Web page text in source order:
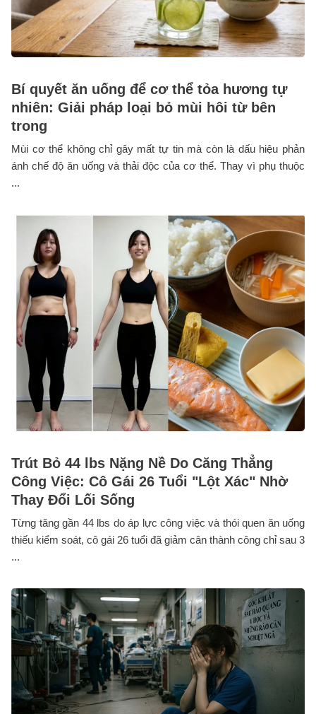
Bí quyết ăn uống để cơ thể tỏa hương tự
nhiên: Giải pháp loại bỏ mùi hôi từ bên
trong
Mùi cơ thể không chỉ gây mất tự tin mà còn là dấu hiệu phản
ánh chế độ ăn uống và thải độc của cơ thể. Thay vì phụ thuộc
...
Trút Bỏ 44 lbs Nặng Nề Do Căng Thẳng
Công Việc: Cô Gái 26 Tuổi "Lột Xác" Nhờ
Thay Đổi Lối Sống
Từng tăng gần 44 lbs do áp lực công việc và thói quen ăn uống
thiếu kiểm soát, cô gái 26 tuổi đã giảm cân thành công chỉ sau 3
...